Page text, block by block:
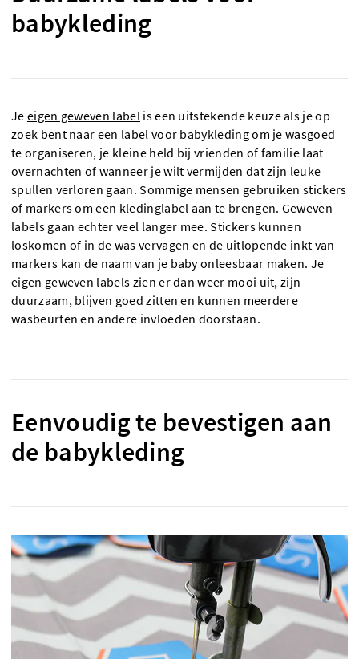
babykleding
Je eigen geweven labelis een uitstekende keuze als je op
zoek bent naar een label voor babykleding om je wasgoed
te organiseren, je kleine held bij vrienden of familie laat
overnachten of wanneer je wilt vermijden dat zijn leuke
spullen verloren gaan. Sommige mensen gebruiken stickers
of markers om een kledinglabel aan te brengen. Geweven
labels gaan echter veel langer mee. Stickers kunnen
loskomen of in de was vervagen en de uitlopende inkt van
markers kan de naam van je baby onleesbaar maken. Je
eigen geweven labels zien er dan weer mooi uit, zijn
duurzaam, blijven goed zitten en kunnen meerdere
wasbeurten en andere invloeden doorstaan.
Eenvoudig te bevestigen aan
de babykleding